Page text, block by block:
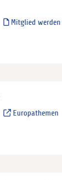
Mitglied werden
Europathemen